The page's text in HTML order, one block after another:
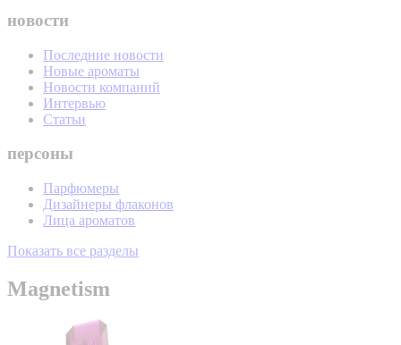
новости
Последние новости
Новые ароматы
Новости компаний
Интервью
Статьи
персоны
Парфюмеры
Дизайнеры флаконов
Лица ароматов
Показать все разделы
Magnetism